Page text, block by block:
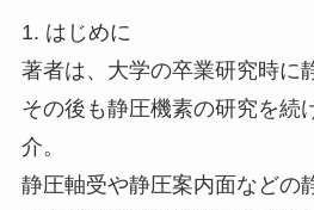
1. はじめに
著者は、大学の卒業研究時に
その後も静圧機素の研究を続
介。
静圧軸受や静圧案内面などの